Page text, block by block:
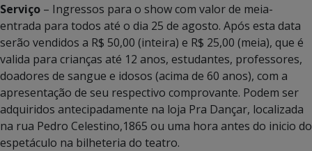
Serviço – Ingressos para o show com valor de meia-
entrada para todos até o dia 25 de agosto. Após esta data
serão vendidos a R$ 50,00 (inteira) e R$ 25,00 (meia), que é
valida para crianças até 12 anos, estudantes, professores,
doadores de sangue e idosos (acima de 60 anos), com a
apresentação de seu respectivo comprovante. Podem ser
adquiridos antecipadamente na loja Pra Dançar, localizada
na rua Pedro Celestino,1865 ou uma hora antes do inicio do
espetáculo na bilheteria do teatro.